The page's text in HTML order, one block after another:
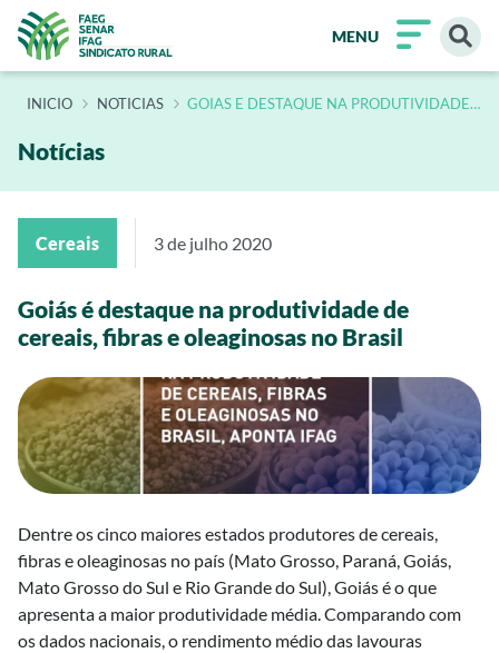
MENU
INÍCIO NOTICIAS GOIAS E DESTAQUE NA PRODUTIVIDADE
DE CEREAIS FIBRAS E OLEAGINOSAS NO
Notícias
Cereais 3 de julho 2020
Goiás é destaque na produtividade de
cereais, fibras e oleaginosas no Brasil
Dentre os cinco maiores estados produtores de cereais,
fibras e oleaginosas no país (Mato Grosso, Paraná, Goiás,
Mato Grosso do Sul e Rio Grande do Sul), Goiás é o que
apresenta a maior produtividade média. Comparando com
os dados nacionais, o rendimento médio das lavouras